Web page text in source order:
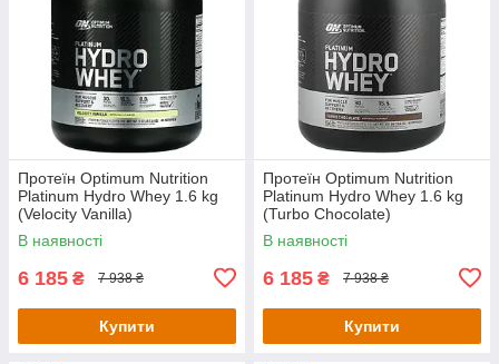
Протеїн Optimum Nutrition
Platinum Hydro Whey 1.6 kg
(Velocity Vanilla)
В наявності
6 185 ₴ 7 938 ₴
Купити
Протеїн Optimum Nutrition
Platinum Hydro Whey 1.6 kg
(Turbo Chocolate)
В наявності
6 185 ₴ 7 938 ₴
Купити